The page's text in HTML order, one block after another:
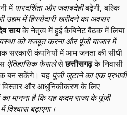
में पारदर्शिता और जवाबदेहीबढ़ेगी, बल्कि
उद्यम में हिस्सेदारी खरीदने का अवसर
सायके नेतृत्व में हुई कैबिनेट बैठक में लिया
को मजबूत करना और पूंजी बाजार में
सरकारी कंपनियों में आम जनता की सीधी
ऐतिहासिक फैसलेसेछत्तीसगढ़के निवासी
बन सकेंगे। यह पूंजी जुटाने का एक प्रभावी
और आधुनिकीकरण के लिए
का मानना है कि यह कदम राज्य के पूंजी
विश्वास बढ़ाएगा।